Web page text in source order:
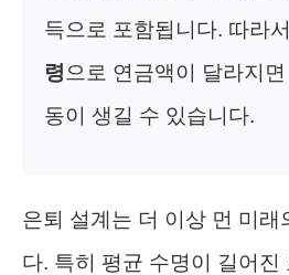
득으로 포함됩니다. 따라서
령 으로 연금액이 달라지
동이 생길 수 있습니다.
은퇴 설계는 더 이상 먼 미래
다. 특히 평균 수명이 길어진